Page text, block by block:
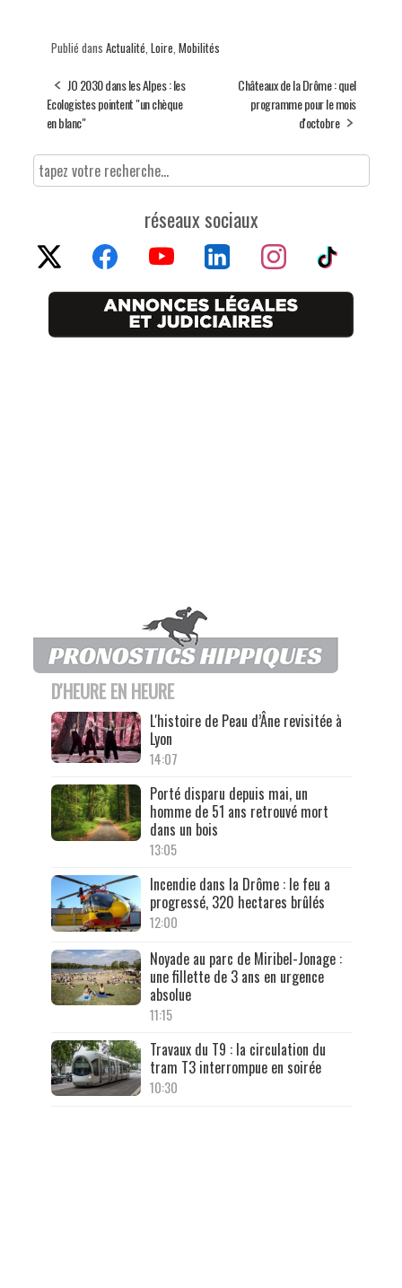
Publié dans Actualité, Loire, Mobilités
JO 2030 dans les Alpes : les
Ecologistes pointent "un chèque
en blanc"
Châteaux de la Drôme : quel
programme pour le mois
d'octobre
réseaux sociaux
D'HEURE EN HEURE
L'histoire de Peau d’Âne revisitée à
Lyon
14:07
Porté disparu depuis mai, un
homme de 51 ans retrouvé mort
dans un bois
13:05
Incendie dans la Drôme : le feu a
progressé, 320 hectares brûlés
12:00
Noyade au parc de Miribel-Jonage :
une fillette de 3 ans en urgence
absolue
11:15
Travaux du T9 : la circulation du
tram T3 interrompue en soirée
10:30